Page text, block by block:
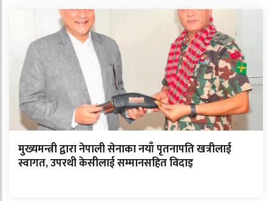
मुख्यमन्त्री द्वारा नेपाली सेनाका नयाँ पृतनापति खत्रीलाई
स्वागत, उपरथी केसीलाई सम्मानसहित विदाइ